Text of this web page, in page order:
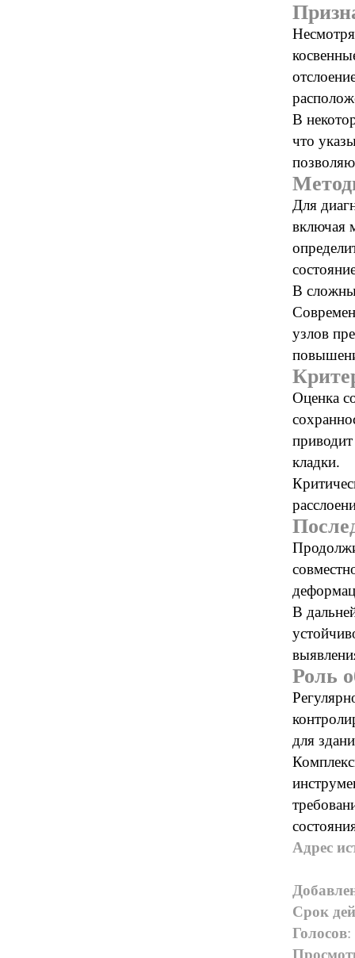
В
что
Для
включая
В
узлов
Оценка
кладки.
В
Роль
для
Адрес
Срок
Голосов: